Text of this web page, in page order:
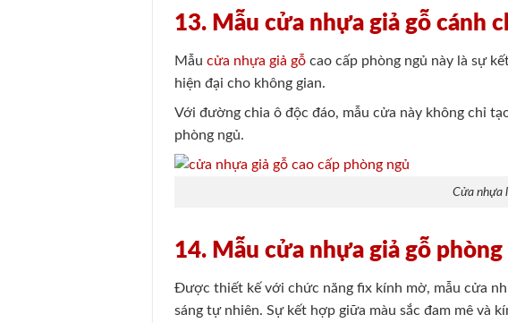
13. Mẫu cửa nhựa giả gỗ cánh
Mẫucửa nhựa giả gỗ cao cấp phòng ngủ này là sự
hiện đại cho không gian.
Với đường chia ô độc đáo, mẫu cửa này không chỉ
phòng ngủ.
Cửa nhựa
14. Mẫu cửa nhựa giả gỗ
Được thiết kế với chức năng fix kính mờ, mẫu cửa
sáng tự nhiên. Sự kết hợp giữa màu sắc đam mê và